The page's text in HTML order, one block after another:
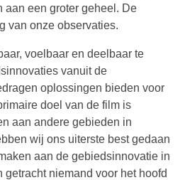
aan een groter geheel. De
van onze observaties.
voelbaar en deelbaar te
vanuit de
oplossingen bieden voor
doel van de film is
aan andere gebieden in
wij ons uiterste best gedaan
aan de gebiedsinnovatie in
niemand voor het hoofd